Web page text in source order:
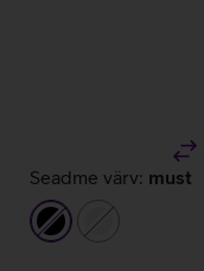
Seadme värv: must
must
valge